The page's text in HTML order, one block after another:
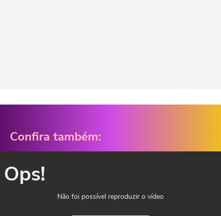
Confira também:
Ops!
Não foi possível reproduzir o vídeo